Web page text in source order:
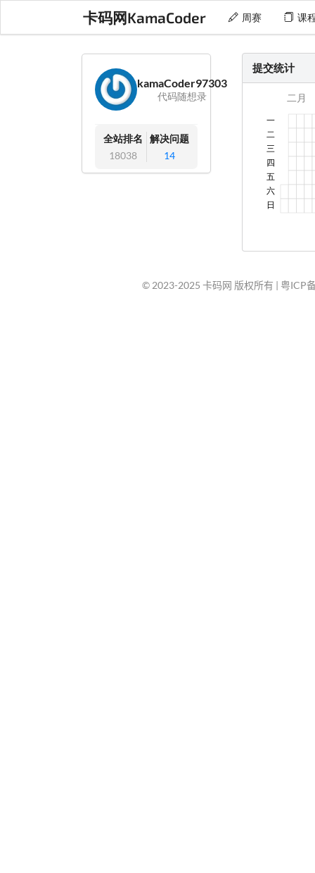
卡码网KamaCoder 周赛 课
kamaCoder97303
代码随想录
全站排名
18038
解决问题
14
提交统计
© 2023-2025 卡码网 版权所有 | 粤ICP